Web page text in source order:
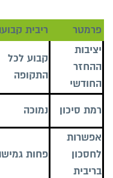
פרמטר ריבית
יציבות
ההחזר
החודשי
קבוע לכל
התקופה
רמת סיכון נמוכה
אפשרות
לחסכון
בריבית
פחות